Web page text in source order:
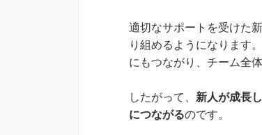
適切なサポートを受けた
り組めるようになります
にもつながり、チーム全
したがって、 新人が成長
につながるのです。